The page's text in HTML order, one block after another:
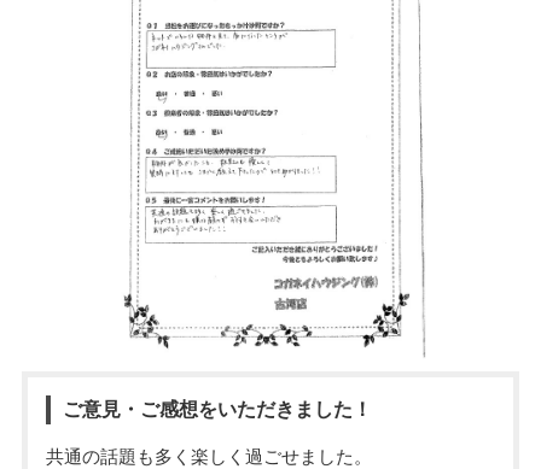
ご意見・ご感想をいただきました！
共通の話題も多く楽しく過ごせました。